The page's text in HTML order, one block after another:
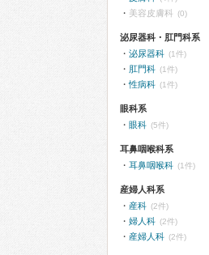
美容皮膚科 (0)
泌尿器科・肛門科系
泌尿器科 (1件)
肛門科 (1件)
性病科 (1件)
眼科系
眼科 (5件)
耳鼻咽喉科系
耳鼻咽喉科 (1件)
産婦人科系
産科 (2件)
婦人科 (2件)
産婦人科 (2件)